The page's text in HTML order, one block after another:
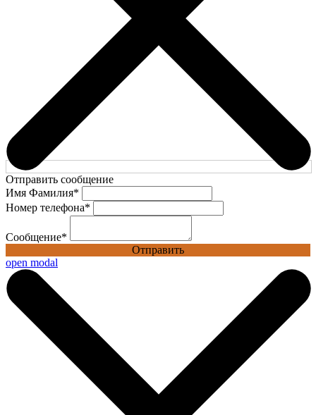
Отправить сообщение
Имя Фамилия*
Номер телефона*
Сообщение*
Отправить
open modal